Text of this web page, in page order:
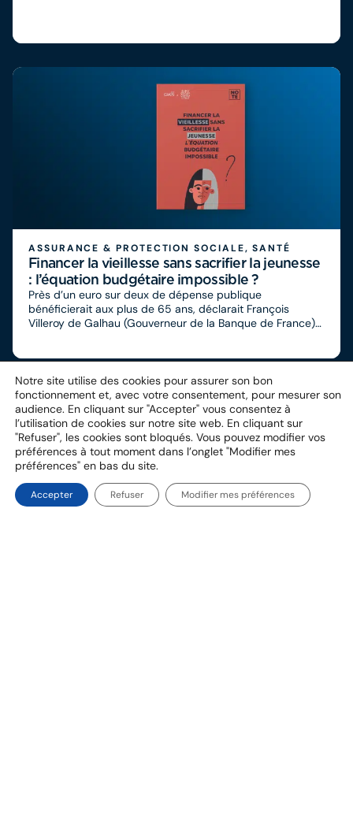
ASSURANCE & PROTECTION SOCIALE, SANTÉ
Financer la vieillesse sans sacrifier la jeunesse
: l’équation budgétaire impossible ?
Près d’un euro sur deux de dépense publique
bénéficierait aux plus de 65 ans, déclarait François
Villeroy de Galhau (Gouverneur de la Banque de France)
intergénérationnel de notre modèle social interroge.
Aujourd’hui on constate un écart des dépenses
significatifs : une personne de plus de 65 ans ou plus
bénéficie en moyenne de 42 207€ de dépenses
publiques et une personne âgée de 25 à 49 ans de 15
026€. Peut-on continuer à financer le vieillissement de la
population de cette manière sans fragiliser d’une part
l’équilibre entre les générations et d’autre part la
Notre site utilise des cookies pour assurer son bon
fonctionnement et, avec votre consentement, pour mesurer son
audience. En cliquant sur "Accepter" vous consentez à
l’utilisation de cookies sur notre site web. En cliquant sur
"Refuser", les cookies sont bloqués. Vous pouvez modifier vos
préférences à tout moment dans l’onglet "Modifier mes
préférences" en bas du site.
Accepter Refuser Modifier mes préférences